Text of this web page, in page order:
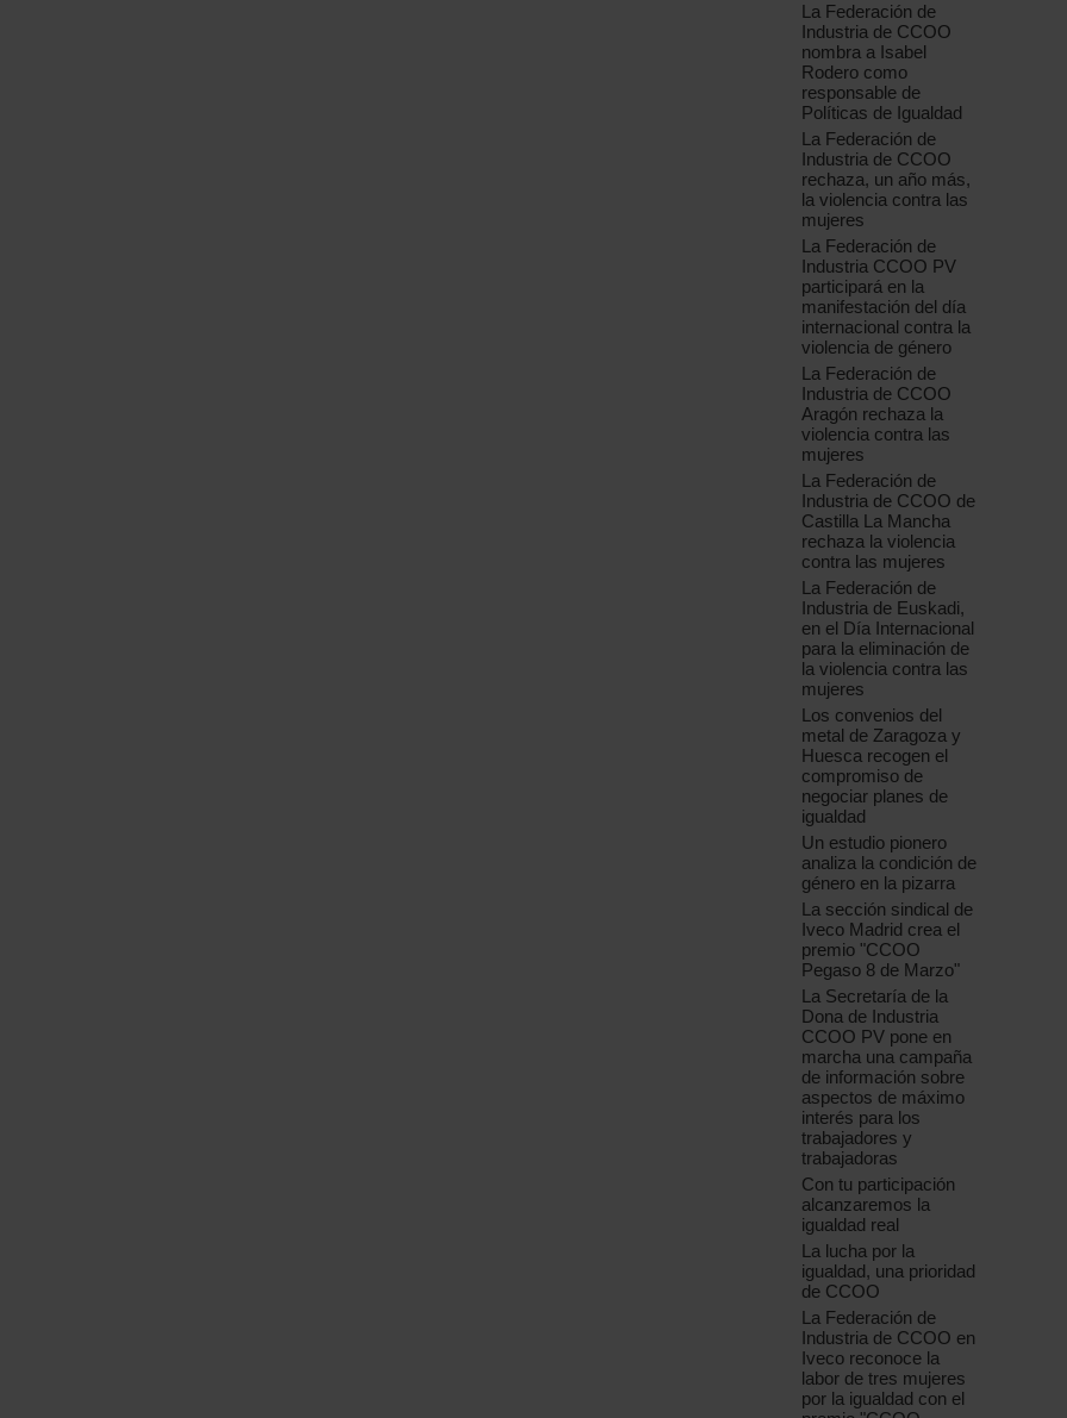
La Federación de
Industria de CCOO
nombra a Isabel
Rodero como
responsable de
Políticas de Igualdad
La Federación de
Industria de CCOO
rechaza, un año más,
la violencia contra las
mujeres
La Federación de
Industria CCOO PV
participará en la
manifestación del día
internacional contra la
violencia de género
La Federación de
Industria de CCOO
Aragón rechaza la
violencia contra las
mujeres
La Federación de
Industria de CCOO de
Castilla La Mancha
rechaza la violencia
contra las mujeres
La Federación de
Industria de Euskadi,
en el Día Internacional
para la eliminación de
la violencia contra las
mujeres
Los convenios del
metal de Zaragoza y
Huesca recogen el
compromiso de
negociar planes de
igualdad
Un estudio pionero
analiza la condición de
género en la pizarra
La sección sindical de
Iveco Madrid crea el
premio "CCOO
Pegaso 8 de Marzo"
La Secretaría de la
Dona de Industria
CCOO PV pone en
marcha una campaña
de información sobre
aspectos de máximo
interés para los
trabajadores y
trabajadoras
Con tu participación
alcanzaremos la
igualdad real
La lucha por la
igualdad, una prioridad
de CCOO
La Federación de
Industria de CCOO en
Iveco reconoce la
labor de tres mujeres
por la igualdad con el